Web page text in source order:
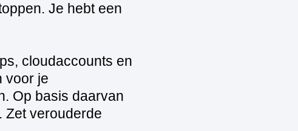
Je hebt een
cloudaccounts en
voor je
Op basis daarvan
Zet verouderde